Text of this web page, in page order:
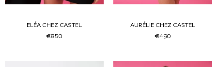
ELÉA CHEZ CASTEL
€850
AURÉLIE CHEZ CASTEL
€490